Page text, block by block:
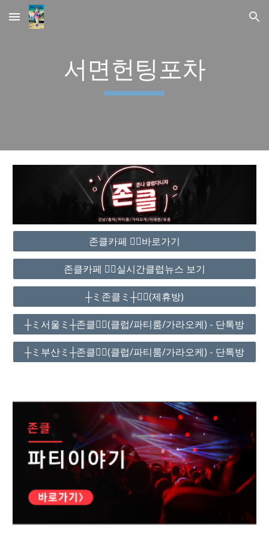
Skip to main content Skip to navigation
서면헌팅포차
존클카페 ❤️‍🔥바로가기
존클카페 ❤️‍🔥실시간클럽뉴스 보기
┼ミ존클ミ┼❤️‍🔥(제휴방)
┼ミ서울ミ┼존클❤️‍🔥(클럽/파티룸/가라오케) - 단톡방
┼ミ부산ミ┼존클❤️‍🔥(클럽/파티룸/가라오케) - 단톡방